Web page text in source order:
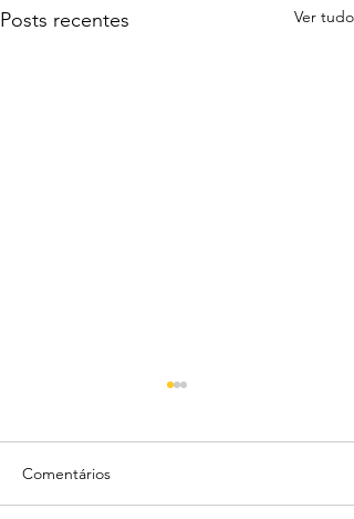
Posts recentes Ver tudo
Comentários